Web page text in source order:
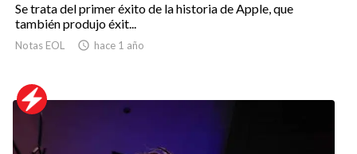
Se trata del primer éxito de la historia de Apple, que
también produjo éxit...
Notas EOL  hace 1 año